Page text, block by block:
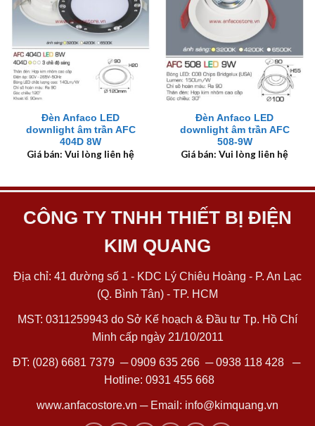
Đèn Anfaco LED
downlight âm trần AFC
404D 8W
Giá bán: Vui lòng liên hệ
Đèn Anfaco LED
downlight âm trần AFC
508-9W
Giá bán: Vui lòng liên hệ
CÔNG TY TNHH THIẾT BỊ ĐIỆN
KIM QUANG
Địa chỉ: 41 đường số 1 - KDC Lý Chiêu Hoàng - P. An Lạc
(Q. Bình Tân) - TP. HCM
MST: 0311259943 do Sở Kế hoạch & Đầu tư Tp. Hồ Chí
Minh cấp ngày 21/10/2011
ĐT: (028) 6681 7379 ─0909 635 266─0938 118 428─
Hotline: 0931 455 668
www.anfacostore.vn ─ Email: info@kimquang.vn